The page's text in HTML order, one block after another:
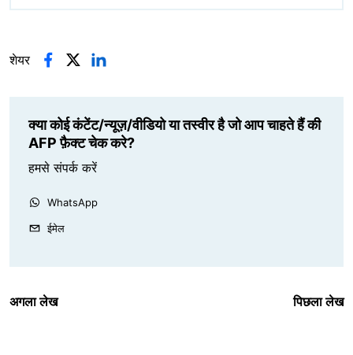
शेयर
क्या कोई कंटेंट/न्यूज़/वीडियो या तस्वीर है जो आप चाहते हैं की
AFP फ़ैक्ट चेक करे?
हमसे संपर्क करें
WhatsApp
ईमेल
अगला लेख पिछला लेख